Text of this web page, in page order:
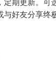
定期更新。可
与好友分享终